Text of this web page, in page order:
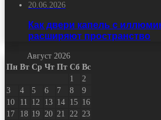
20.06.2026
Как двери капель с
расширяют пространство
Август 2026
Пн Вт Ср Чт Пт Сб Вс
1
2
3
4 5 6 7 8
9
10
11 12 13 14 15 16
17
18 19 20 21 22 23